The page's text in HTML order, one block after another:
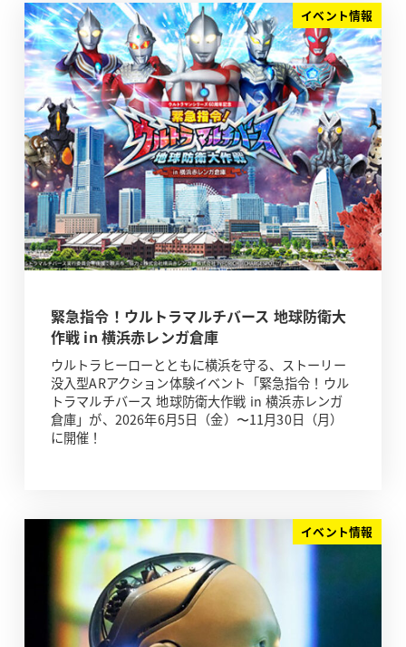
イベント情報
緊急指令！ウルトラマルチバース 地球防衛大
作戦 in 横浜赤レンガ倉庫
ウルトラヒーローとともに横浜を守る、ストーリー
没入型ARアクション体験イベント「緊急指令！ウル
トラマルチバース 地球防衛大作戦 in 横浜赤レンガ
倉庫」が、2026年6月5日（金）〜11月30日（月）
に開催！
イベント情報